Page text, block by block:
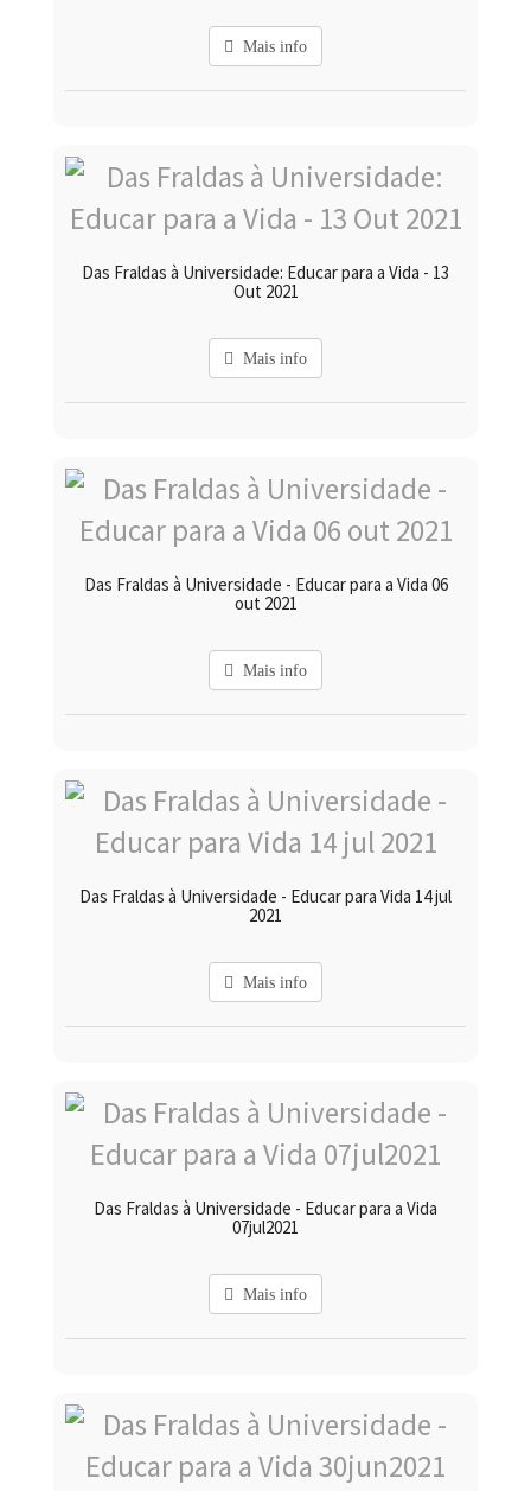
Mais info
Das Fraldas à Universidade: Educar para a Vida - 13
Out 2021
Mais info
Das Fraldas à Universidade - Educar para a Vida 06
out 2021
Mais info
Das Fraldas à Universidade - Educar para Vida 14 jul
2021
Mais info
Das Fraldas à Universidade - Educar para a Vida
07jul2021
Mais info